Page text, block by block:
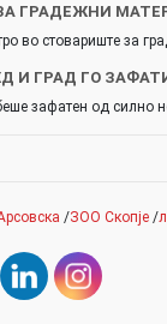
ГРАДЕЖНИ
во стовариште за
И ГРАД ГО
зафатен од силно
/ЗОО Скопје /